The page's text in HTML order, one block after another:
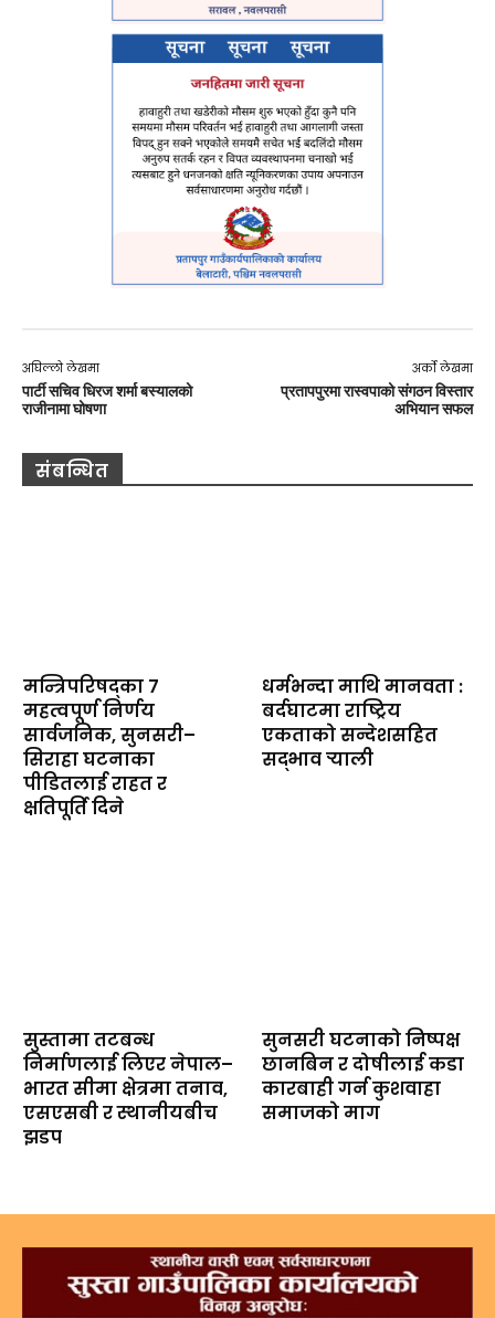
अघिल्लो लेखमा
पार्टी सचिव धिरज शर्मा बस्यालको
राजीनामा घोषणा
अर्को लेखमा
प्रतापपुरमा रास्वपाको संगठन विस्तार
अभियान सफल
संबन्धित
मन्त्रिपरिषद्का ७
महत्वपूर्ण निर्णय
सार्वजनिक, सुनसरी–
सिराहा घटनाका
पीडितलाई राहत र
क्षतिपूर्ति दिने
धर्मभन्दा माथि मानवता :
बर्दघाटमा राष्ट्रिय
एकताको सन्देशसहित
सद्भाव र्‍याली
सुस्तामा तटबन्ध
निर्माणलाई लिएर नेपाल–
भारत सीमा क्षेत्रमा तनाव,
एसएसबी र स्थानीयबीच
झडप
सुनसरी घटनाको निष्पक्ष
छानबिन र दोषीलाई कडा
कारबाही गर्न कुशवाहा
समाजको माग